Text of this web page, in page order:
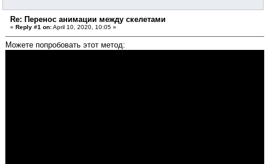
Re: Перенос анимации между скелетами
« Reply #1 on:April 10, 2020, 10:05 »
Можете попробовать этот метод: